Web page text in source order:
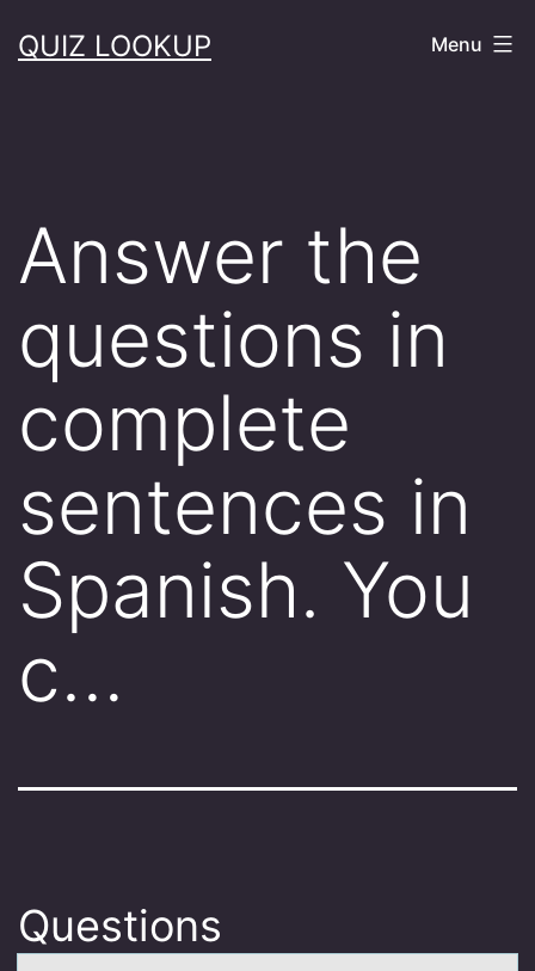
toQUIZ LOOKUP Menu
Answer the
questions in
complete
sentences in
Spanish. You
c…
Questions